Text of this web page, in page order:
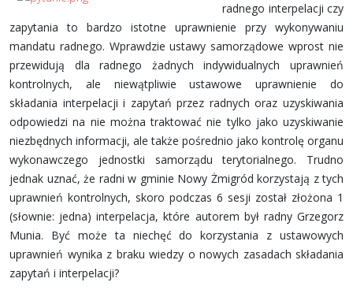
radnego interpelacji czy
zapytania to bardzo istotne uprawnienie przy wykonywaniu
mandatu radnego. Wprawdzie ustawy samorządowe wprost nie
przewidują dla radnego żadnych indywidualnych uprawnień
kontrolnych, ale niewątpliwie ustawowe uprawnienie do
składania interpelacji i zapytań przez radnych oraz uzyskiwania
odpowiedzi na nie można traktować nie tylko jako uzyskiwanie
niezbędnych informacji, ale także pośrednio jako kontrolę organu
wykonawczego jednostki samorządu terytorialnego. Trudno
jednak uznać, że radni w gminie Nowy Żmigród korzystają z tych
uprawnień kontrolnych, skoro podczas 6 sesji został złożona 1
(słownie: jedna) interpelacja, które autorem był radny Grzegorz
Munia. Być może ta niechęć do korzystania z ustawowych
uprawnień wynika z braku wiedzy o nowych zasadach składania
zapytań i interpelacji?